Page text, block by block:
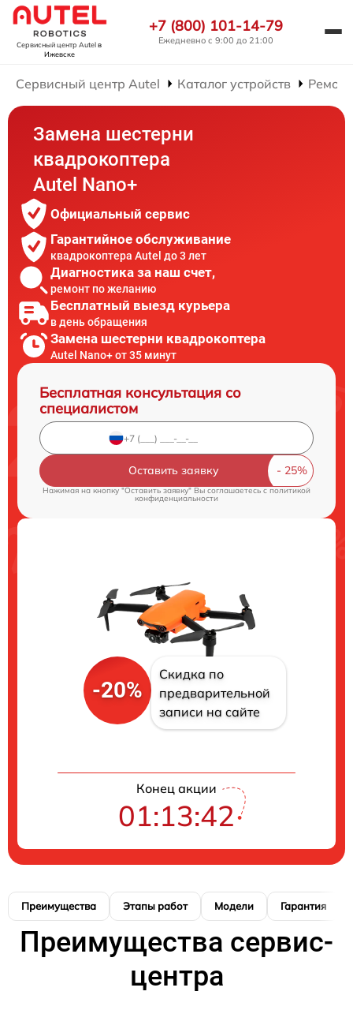
Сервисный центр Autelв
Ижевске
+7 (800) 101-14-79
Ежедневно с 9:00 до 21:00
Сервисный центр Autel Каталог устройств
Замена шестерни
квадрокоптера
Autel Nano+
Официальный сервис
Гарантийное обслуживание
квадрокоптера Autel до 3 лет
Диагностика за наш счет,
ремонт по желанию
Бесплатный выезд курьера
в день обращения
Замена шестерни квадрокоптера
Autel Nano+ от 35 минут
Бесплатная консультация со
специалистом
Оставить заявку
Нажимая на кнопку "Оставить заявку" Вы соглашаетесь c политикой
конфиденциальности
-20%
Скидка по
предварительной
записи на сайте
Конец акции
01:13:42
Преимущества Этапы работ Модели Гарантия
Преимущества сервис-
центра